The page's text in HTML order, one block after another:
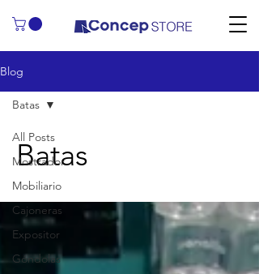
Blog
All Posts
Mostrador
Mobiliario
Cajoneras
Expositor
Góndolas
Batas
Batas